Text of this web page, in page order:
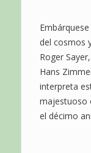
del cosmos
Roger
Hans
interpreta
majestuoso
el décimo